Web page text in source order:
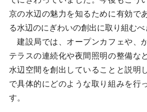
京の水辺の魅力を知るために有効で
る水辺のにぎわいの創出に取り組むべ
建設局では、オープンカフェや、
テラスの連続化や夜間照明の整備な
水辺空間を創出していることと説明
で具体的にどのような取り組みを行
す。